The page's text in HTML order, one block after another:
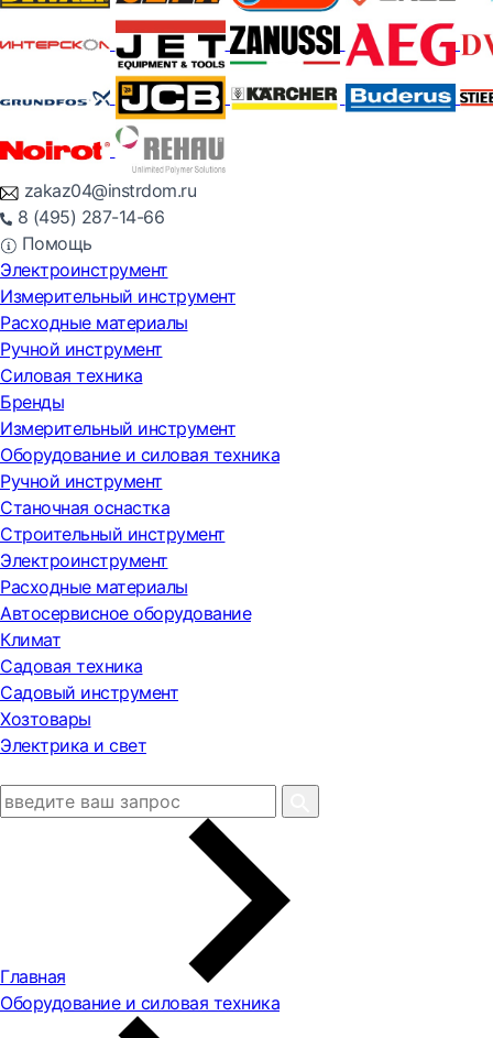
zakaz04@instrdom.ru
8 (495) 287-14-66
Помощь
Электроинструмент
Измерительный инструмент
Расходные материалы
Ручной инструмент
Силовая техника
Бренды
Измерительный инструмент
Оборудование и силовая техника
Ручной инструмент
Станочная оснастка
Строительный инструмент
Электроинструмент
Расходные материалы
Автосервисное оборудование
Климат
Садовая техника
Садовый инструмент
Хозтовары
Электрика и свет
Главная
Оборудование и силовая техника